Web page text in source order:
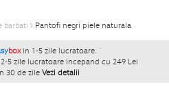
barbati Pantofi negri piele naturala
box in 1-5 zile lucratoare. `
5 zile lucratoare incepand cu 249 Lei
30 de zile Vezi detalii